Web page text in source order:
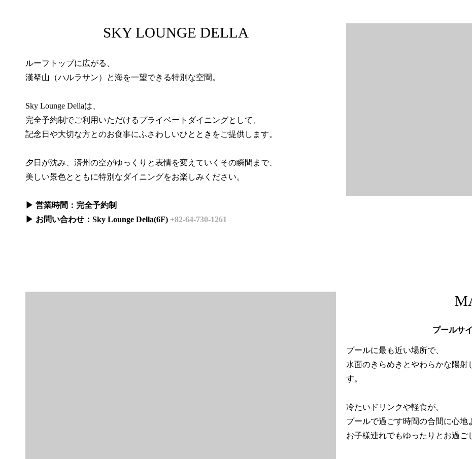
SKY LOUNGE DELLA
ルーフトップに広がる、
漢拏山（ハルラサン）と海を一望できる特別な空間。
Sky Lounge Dellaは、
完全予約制でご利用いただけるプライベートダイニングとして、
記念日や大切な方とのお食事にふさわしいひとときをご提供します。
夕日が沈み、済州の空がゆっくりと表情を変えていくその瞬間まで、
美しい景色とともに特別なダイニングをお楽しみください。
▶ 営業時間：完全予約制
▶ お問い合わせ：Sky Lounge Della(6F) +82-64-730-1261
プールサ
プールに最も近い場所で、
水面のきらめきとやわらかな陽射
す。
冷たいドリンクや軽食が、
プールで過ごす時間の合間に心地
お子様連れでもゆったりとお過ご